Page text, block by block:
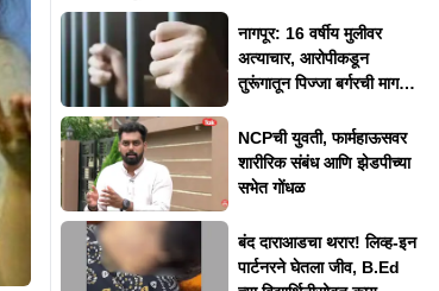
नागपूर: 16 वर्षीय मुलीवर
अत्याचार, आरोपीकडून
तुरूंगातून पिज्जा बर्गरची मागणी,
NCPची युवती, फार्महाऊसवर
शारीरिक संबंध आणि झेडपीच्या
सभेत गोंधळ
बंद दाराआडचा थरार! लिव्ह-इन
पार्टनरने घेतला जीव, B.Ed